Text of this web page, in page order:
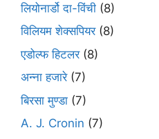
लियोनार्डो दा-विंची (8)
विलियम शेक्सपियर(8)
एडोल्फ हिटलर(8)
अन्ना हजारे(7)
बिरसा मुण्डा (7)
A. J. Cronin (7)